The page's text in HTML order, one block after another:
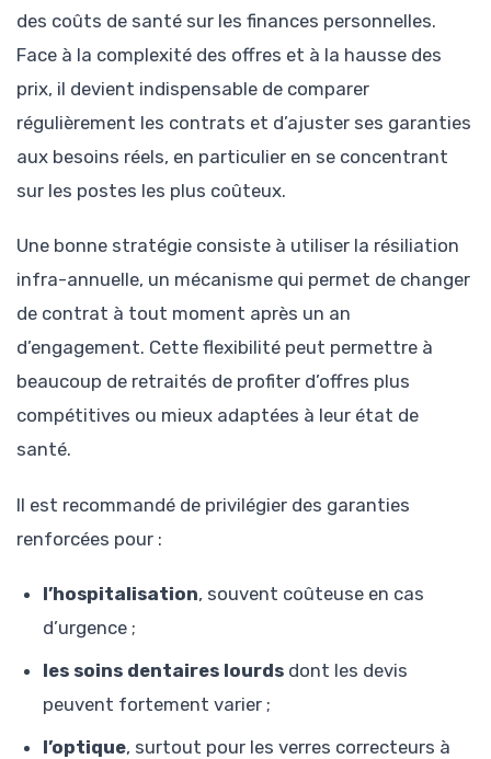
des coûts de santé sur les finances personnelles.
Face à la complexité des offres et à la hausse des
prix, il devient indispensable de comparer
régulièrement les contrats et d’ajuster ses garanties
aux besoins réels, en particulier en se concentrant
sur les postes les plus coûteux.
Une bonne stratégie consiste à utiliser la résiliation
infra-annuelle, un mécanisme qui permet de changer
de contrat à tout moment après un an
d’engagement. Cette flexibilité peut permettre à
beaucoup de retraités de profiter d’offres plus
compétitives ou mieux adaptées à leur état de
santé.
Il est recommandé de privilégier des garanties
renforcées pour :
l’hospitalisation, souvent coûteuse en cas
d’urgence ;
les soins dentaires lourds dont les devis
peuvent fortement varier ;
l’optique, surtout pour les verres correcteurs à